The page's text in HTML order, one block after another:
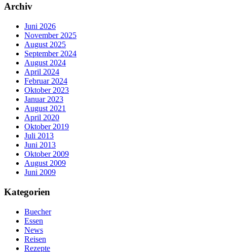
Archiv
Juni 2026
November 2025
August 2025
September 2024
August 2024
April 2024
Februar 2024
Oktober 2023
Januar 2023
August 2021
April 2020
Oktober 2019
Juli 2013
Juni 2013
Oktober 2009
August 2009
Juni 2009
Kategorien
Buecher
Essen
News
Reisen
Rezepte